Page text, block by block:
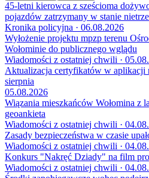
45-letni kierowca z sześcioma
pojazdów zatrzymany w stanie
Kronika policyjna · 06.08.2026
Wyłożenie projektu mpzp terenu
Wołominie do publicznego wglądu
Wiadomości z ostatniej chwili ·
Aktualizacja certyfikatów w aplikacji
sierpnia
05.08.2026
Wiązania mieszkańców Wołomina z
geoankieta
Wiadomości z ostatniej chwili ·
Zasady bezpieczeństwa w czasie
Wiadomości z ostatniej chwili ·
Konkurs "Nakręć Dziady" na film
Wiadomości z ostatniej chwili ·